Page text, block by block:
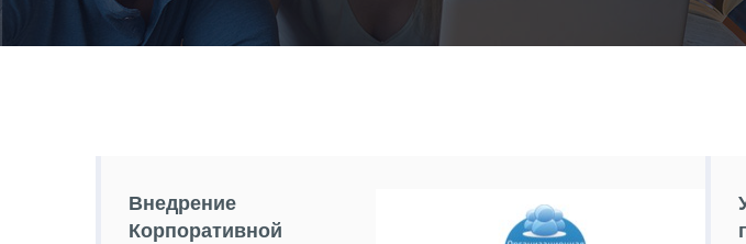
Внедрение
Корпоративной